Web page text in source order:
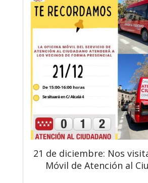
21 de diciembre: Nos
Móvil de Atención al